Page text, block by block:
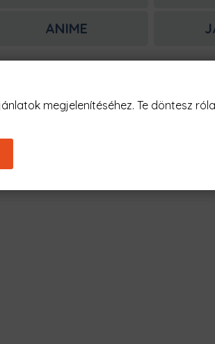
ANIME
😥
03-1 Férfi Póló"
megjelenítéséhez. Te döntesz